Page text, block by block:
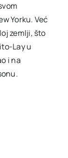
Yorku. Već
zemlji, što
Lay u
i na